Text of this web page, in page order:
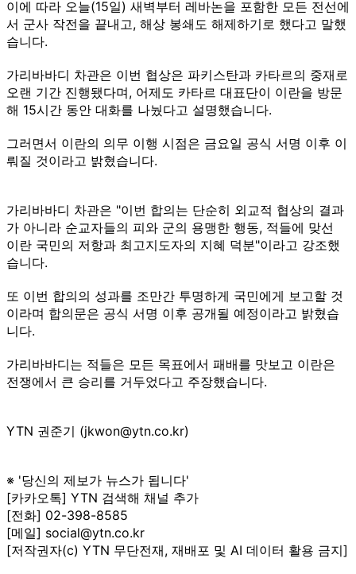
이에 따라 오늘(15일) 새벽부터 레바논을 포함한 모든 전선에
서 군사 작전을 끝내고, 해상 봉쇄도 해제하기로 했다고 말했
습니다.
가리바바디 차관은 이번 협상은 파키스탄과 카타르의 중재로
오랜 기간 진행됐다며, 어제도 카타르 대표단이 이란을 방문
해 15시간 동안 대화를 나눴다고 설명했습니다.
그러면서 이란의 의무 이행 시점은 금요일 공식 서명 이후 이
뤄질 것이라고 밝혔습니다.
가리바바디 차관은 "이번 합의는 단순히 외교적 협상의 결과
가 아니라 순교자들의 피와 군의 용맹한 행동, 적들에 맞선
이란 국민의 저항과 최고지도자의 지혜 덕분"이라고 강조했
습니다.
또 이번 합의의 성과를 조만간 투명하게 국민에게 보고할 것
이라며 합의문은 공식 서명 이후 공개될 예정이라고 밝혔습
니다.
가리바바디는 적들은 모든 목표에서 패배를 맛보고 이란은
전쟁에서 큰 승리를 거두었다고 주장했습니다.
YTN 권준기 (jkwon@ytn.co.kr)
※ '당신의 제보가 뉴스가 됩니다'
[카카오톡] YTN 검색해 채널 추가
[전화] 02-398-8585
[메일] social@ytn.co.kr
[저작권자(c) YTN 무단전재, 재배포 및 AI 데이터 활용 금지]